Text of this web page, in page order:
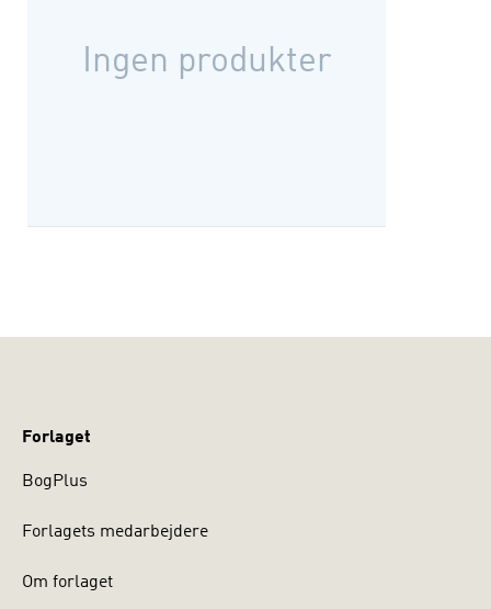
Ingen produkter
Forlaget
BogPlus
Forlagets medarbejdere
Om forlaget